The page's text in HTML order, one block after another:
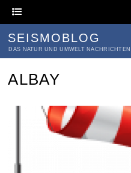
SEISMOBLOG
DAS NATUR UND UMWELT NACHRICHTEN
ALBAY